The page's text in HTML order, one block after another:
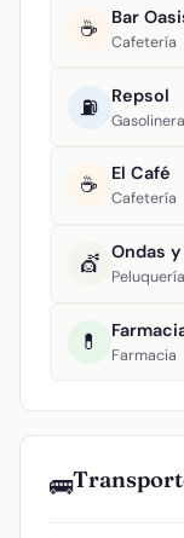
☕ Bar
Cafetería
⛽ Repsol
Gasolinera
☕ El Café
Cafetería
💇 Ondas
Peluquería
💊 Farmacia
🚌